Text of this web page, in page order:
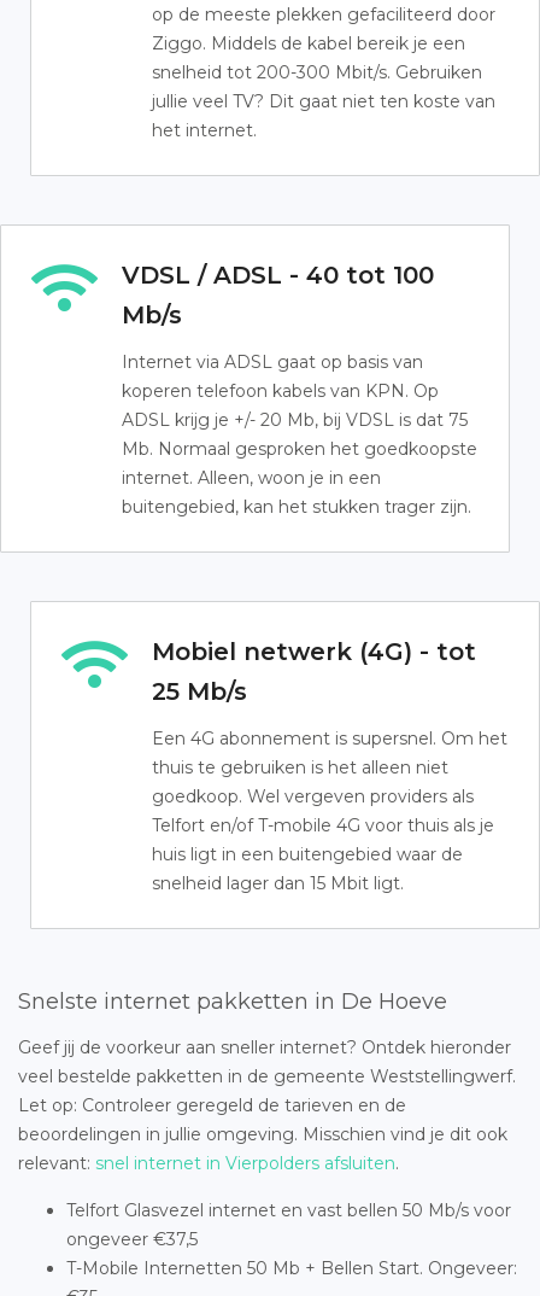
op de meeste plekken gefaciliteerd door
Ziggo. Middels de kabel bereik je een
snelheid tot 200-300 Mbit/s. Gebruiken
jullie veel TV? Dit gaat niet ten koste van
het internet.
VDSL / ADSL - 40 tot 100
Mb/s
Internet via ADSL gaat op basis van
koperen telefoon kabels van KPN. Op
ADSL krijg je +/- 20 Mb, bij VDSL is dat 75
Mb. Normaal gesproken het goedkoopste
internet. Alleen, woon je in een
buitengebied, kan het stukken trager zijn.
Mobiel netwerk (4G) - tot
25 Mb/s
Een 4G abonnement is supersnel. Om het
thuis te gebruiken is het alleen niet
goedkoop. Wel vergeven providers als
Telfort en/of T-mobile 4G voor thuis als je
huis ligt in een buitengebied waar de
snelheid lager dan 15 Mbit ligt.
Snelste internet pakketten in De Hoeve
Geef jij de voorkeur aan sneller internet? Ontdek hieronder
veel bestelde pakketten in de gemeente Weststellingwerf.
Let op: Controleer geregeld de tarieven en de
beoordelingen in jullie omgeving. Misschien vind je dit ook
relevant: snel internet in Vierpolders afsluiten.
Telfort Glasvezel internet en vast bellen 50 Mb/s voor
ongeveer €37,5
T-Mobile Internetten 50 Mb + Bellen Start. Ongeveer: